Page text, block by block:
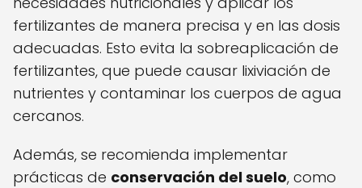
fertilizantes de manera precisa y en las dosis
adecuadas. Esto evita la sobreaplicación de
fertilizantes, que puede causar lixiviación de
nutrientes y contaminar los cuerpos de agua
cercanos.
Además, se recomienda implementar
prácticas de conservación del suelo, como